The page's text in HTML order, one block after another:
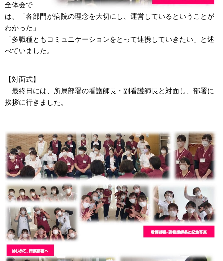
全体会で
は、「各部門が病院の理念を大切にし、運営しているということが
わかった」
「多職種ともコミュニケーションをとって連携していきたい」と述
べていました。
【対面式】
最終日には、所属部署の看護師長・副看護師長と対面し、部署に
挨拶に行きました。